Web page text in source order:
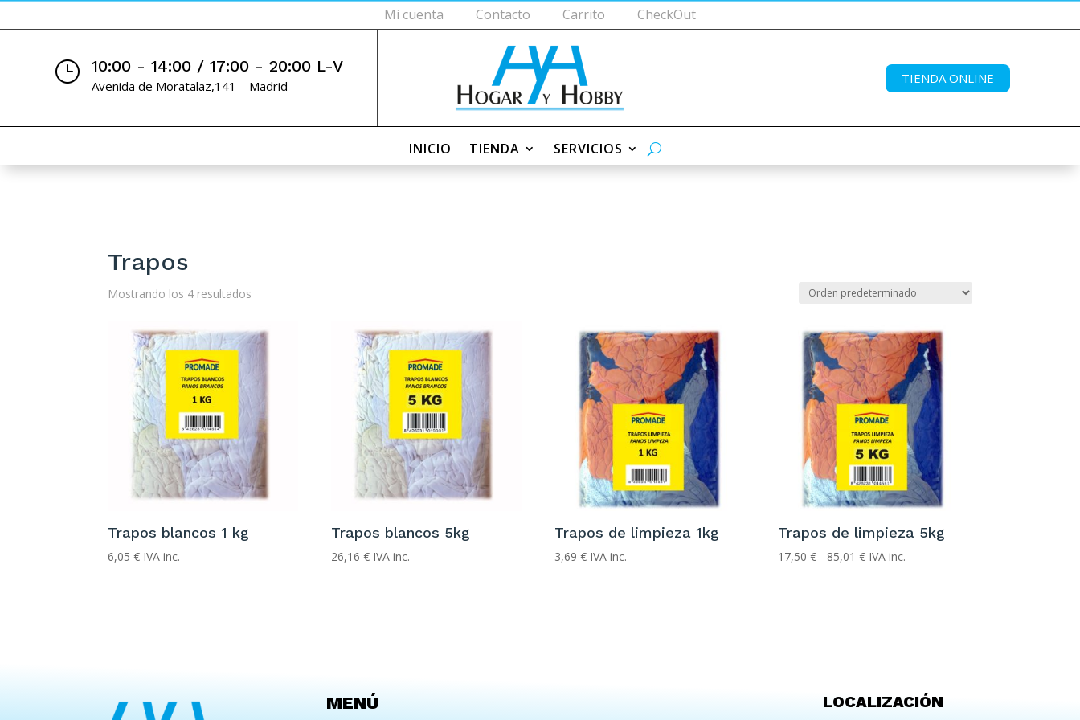
Mi cuenta Contacto Carrito CheckOut
} 10:00 - 14:00 / 17:00 - 20:00 L-V
Avenida de Moratalaz,141 – Madrid
TIENDA ONLINE
INICIO TIENDA SERVICIOS
Trapos
Mostrando los 4 resultados
Trapos blancos 1 kg
6,05€ IVA inc.
Trapos blancos 5kg
26,16€ IVA inc.
Trapos de limpieza 1kg
3,69€ IVA inc.
Trapos de limpieza 5kg
17,50€ - 85,01€Rango
IVA inc.
MENÚ LOCALIZACIÓN